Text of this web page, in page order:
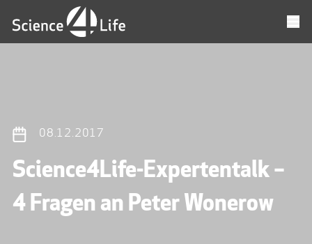
08.12.2017
Science4Life-Expertentalk –
4 Fragen an Peter Wonerow